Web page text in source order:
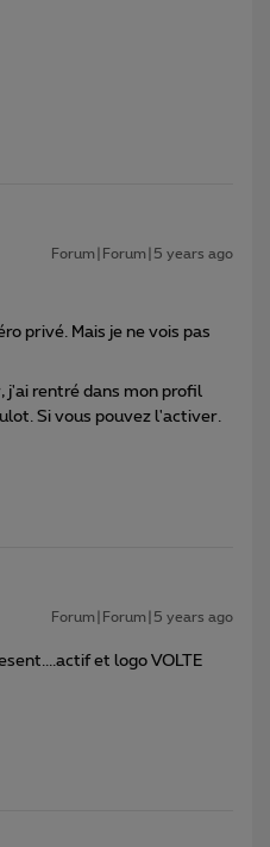
Forum|Forum|5 years ago
privé. Mais je ne vois pas
j'ai rentré dans mon profil
Si vous pouvez l'activer.
Forum|Forum|5 years ago
et logo VOLTE